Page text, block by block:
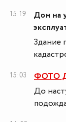
15:19
Дом на
Здание
15:03
ФОТО
До